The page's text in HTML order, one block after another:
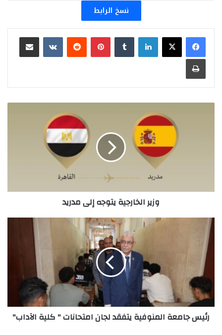
نسخ الرابط
لينكدإن بينتيريست
مشاركة عبر البريد
طباعة
وزير الخارجية يتوجه إلى مدريد
رئيس
جامعة
المنوفية
يتفقد
لجان
امتحانات
كلية
الآداب"
رئيس جامعة المنوفية يتفقد لجان امتحانات " كلية الآداب"